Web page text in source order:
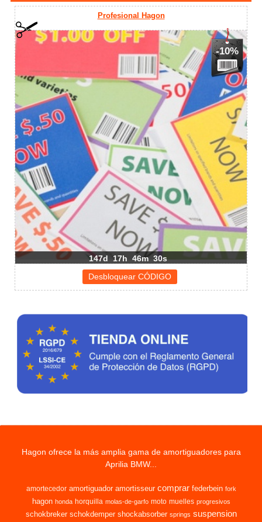
Profesional Hagon
-10%
147d 17h 46m 30s
Hagon ofrece la más amplia gama de amortiguadores para
Aprilia BMW...
amortecedor amortiguador amortisseur comprar federbein fork
hagon honda horquilla molas-de-garfo moto muelles progresivos
schokbreker schokdemper shockabsorber springs suspension